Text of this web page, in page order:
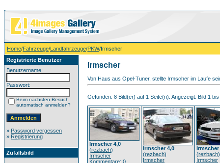
Home/Fahrzeuge/Landfahrzeuge/PKW/Irmscher
Registrierte Benutzer
Benutzername:
Passwort:
Beim nächsten Besuch
automatisch anmelden?
» Password vergessen
» Registrierung
Zufallsbild
Irmscher
Von Haus aus Opel-Tuner, stellte Irmscher im Laufe
Gefunden: 8 Bild(er) auf 1 Seite(n). Angezeigt: Bild 1 bis
Irmscher 4,0
(rezbach)
Irmscher
Kommentare: 0
Irmscher 4,0
(rezbach)
Irmscher
Irmscher
(rezbach)
Irmscher